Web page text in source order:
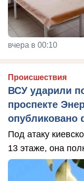
вчера в 00:10
Происшествия
ВСУ ударили
проспекте
опубликовано
Под атаку
13 этаже, она